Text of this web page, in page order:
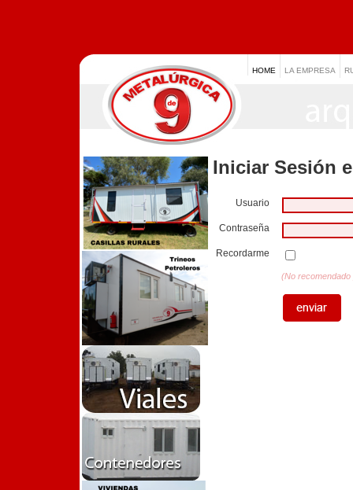
HOME LA EMPRESA
Iniciar Sesión
Usuario
Contraseña
Recordarme
(No